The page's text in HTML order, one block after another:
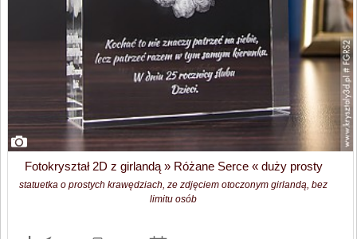
Fotokryształ 2D z girlandą » Różane Serce « duży prosty
statuetka o prostych krawędziach, ze zdjęciem otoczonym girlandą, bez
limitu osób